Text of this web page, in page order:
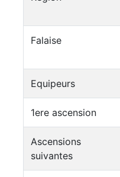
Falaise
Equipeurs
1ere ascension
Ascensions
suivantes